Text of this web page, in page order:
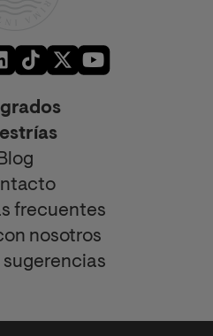
frecuentes
nosotros
sugerencias